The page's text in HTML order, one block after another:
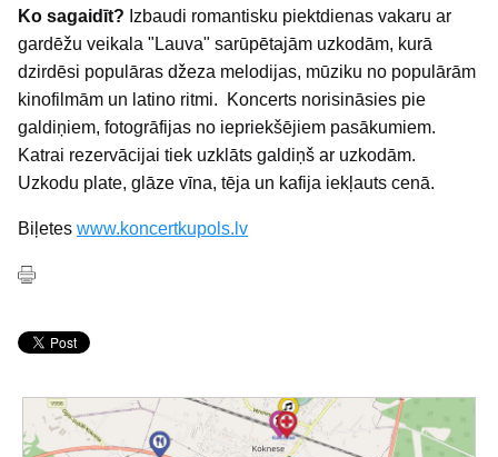
Ko sagaidīt? Izbaudi romantisku piektdienas vakaru ar
gardēžu veikala "Lauva" sarūpētajām uzkodām, kurā
dzirdēsi populāras džeza melodijas, mūziku no populārām
kinofilmām un latino ritmi. Koncerts norisināsies pie
galdiņiem, fotogrāfijas no iepriekšējiem pasākumiem.
Katrai rezervācijai tiek uzklāts galdiņš ar uzkodām.
Uzkodu plate, glāze vīna, tēja un kafija iekļauts cenā.
Biļetes www.koncertkupols.lv